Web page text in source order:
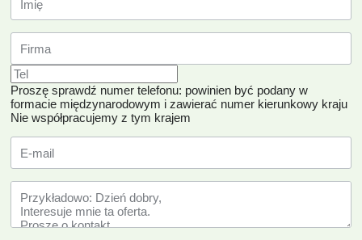
Proszę sprawdź numer telefonu: powinien być podany w
formacie międzynarodowym i zawierać numer kierunkowy kraju
Nie współpracujemy z tym krajem